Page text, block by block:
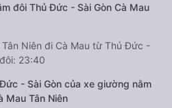
đôi Thủ Đức - Sài Gòn Cà Mau
Niên đi Cà Mau từ Thủ Đức -
23:40
- Sài Gòn của xe giường nằm
Mau Tân Niên